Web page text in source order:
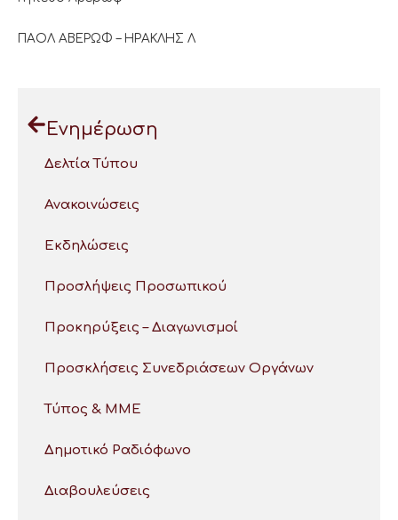
ΠΑΟΛ ΑΒΕΡΩΦ – ΗΡΑΚΛΗΣ Λ
Ενημέρωση
Δελτία Τύπου
Ανακοινώσεις
Εκδηλώσεις
Προσλήψεις Προσωπικού
Προκηρύξεις – Διαγωνισμοί
Προσκλήσεις Συνεδριάσεων Οργάνων
Τύπος & ΜΜΕ
Δημοτικό Ραδιόφωνο
Διαβουλεύσεις